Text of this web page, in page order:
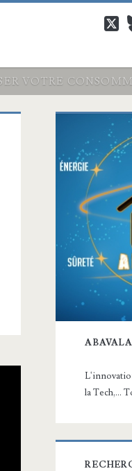
VOTRE
Barre
latérale
la Tech,...